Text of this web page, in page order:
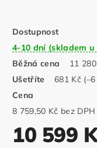
Dostupnost
4-10 dní (skladem
Běžná cena
11
Ušetříte
681 Kč
Cena
8 759,50 Kč bez DPH
10 599